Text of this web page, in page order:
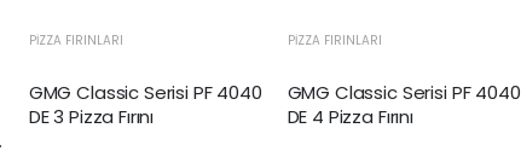
PIZZA FIRINLARI
GMG Classic Serisi PF 4040
DE 3 Pizza Fırını
PIZZA FIRINLARI
GMG Classic Serisi PF 4040
DE 4 Pizza Fırını